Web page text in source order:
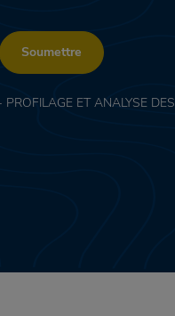
Soumettre
PROFILAGE ET ANALYSE DES